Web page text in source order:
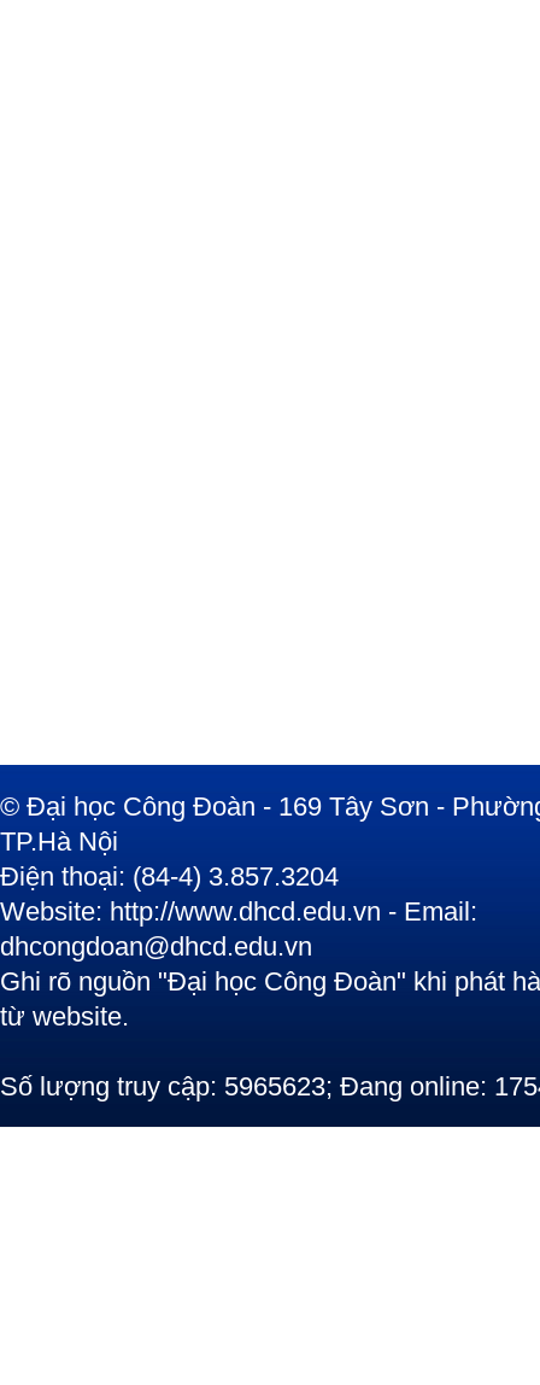
© Đại học Công Đoàn - 169 Tây Sơn -
TP.Hà Nội
Điện thoại: (84-4) 3.857.3204
Website: http://www.dhcd.edu.vn - Email:
dhcongdoan@dhcd.edu.vn
Ghi rõ nguồn "Đại học Công Đoàn" khi phát
từ website.
Số lượng truy cập: 5965623; Đang online: